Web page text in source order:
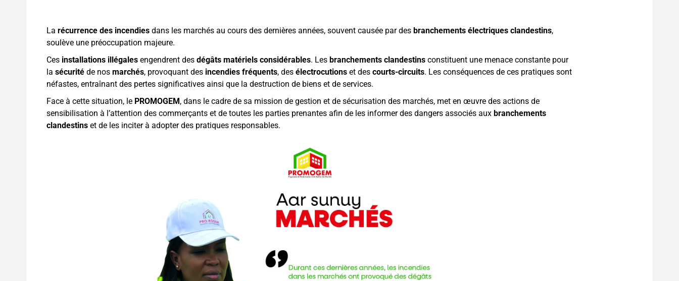
La récurrence des incendies dans les marchés au cours des dernières années, souvent causée par des branchements électriques clandestins,
soulève une préoccupation majeure.
Ces installations illégales engendrent des dégâts matériels considérables. Les branchements clandestins constituent une menace constante pour
la sécurité de nos marchés, provoquant des incendies fréquents, des électrocutions et des courts-circuits. Les conséquences de ces pratiques sont
néfastes, entraînant des pertes significatives ainsi que la destruction de biens et de services.
Face à cette situation, le PROMOGEM, dans le cadre de sa mission de gestion et de sécurisation des marchés, met en œuvre des actions de
sensibilisation à l’attention des commerçants et de toutes les parties prenantes afin de les informer des dangers associés aux branchements
clandestins et de les inciter à adopter des pratiques responsables.